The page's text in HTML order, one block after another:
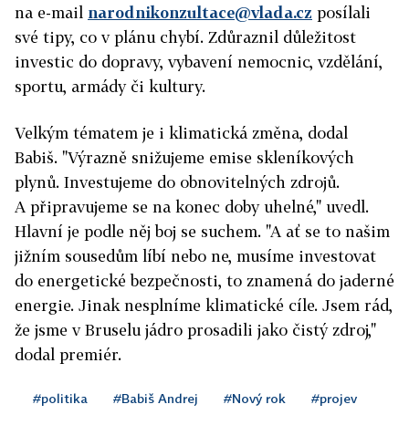
na e-mail narodnikonzultace@vlada.cz posílali
své tipy, co v plánu chybí. Zdůraznil důležitost
investic do dopravy, vybavení nemocnic, vzdělání,
sportu, armády či kultury.
Velkým tématem je i klimatická změna, dodal
Babiš. "Výrazně snižujeme emise skleníkových
plynů. Investujeme do obnovitelných zdrojů.
A připravujeme se na konec doby uhelné," uvedl.
Hlavní je podle něj boj se suchem. "A ať se to našim
jižním sousedům líbí nebo ne, musíme investovat
do energetické bezpečnosti, to znamená do jaderné
energie. Jinak nesplníme klimatické cíle. Jsem rád,
že jsme v Bruselu jádro prosadili jako čistý zdroj,"
dodal premiér.
#politika #Babiš Andrej #Nový rok #projev